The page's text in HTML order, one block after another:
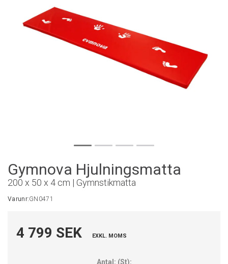
Gymnova Hjulningsmatta
200 x 50 x 4 cm | Gymnstikmatta
Varunr:GN0471
4 799 SEK EXKL. MOMS
Antal: (St):